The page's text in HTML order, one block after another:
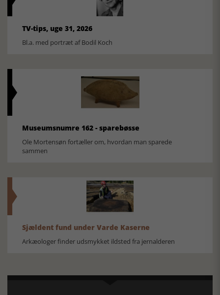
TV-tips, uge 31, 2026
Bl.a. med portræt af Bodil Koch
Museumsnumre 162 - sparebøsse
Ole Mortensøn fortæller om, hvordan man sparede
sammen
Sjældent fund under Varde Kaserne
Arkæologer finder udsmykket ildsted fra jernalderen